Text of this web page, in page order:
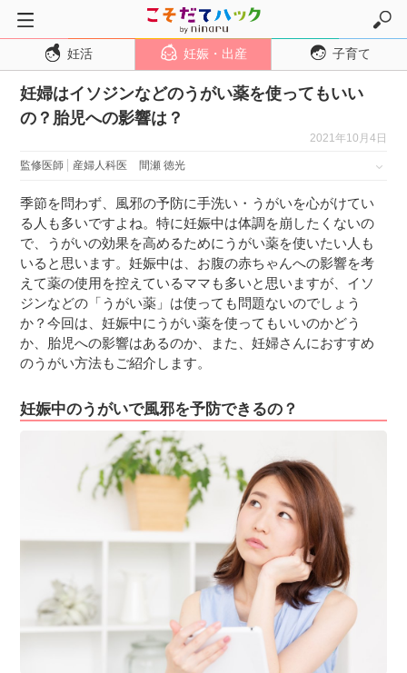
トップページ
妊活
妊娠・出産
妊娠中期
妊娠後期
出産
子育て・育児
０歳児
１歳児
２歳児
７〜１２歳児
妊活 妊娠・出産 子育て
妊婦はイソジンなどのうがい薬を使ってもいい
の？胎児への影響は？
2021年10月4日
監修医師 産婦人科医 間瀬 徳光
季節を問わず、風邪の予防に手洗い・うがいを心がけてい
る人も多いですよね。特に妊娠中は体調を崩したくないの
で、うがいの効果を高めるためにうがい薬を使いたい人も
いると思います。妊娠中は、お腹の赤ちゃんへの影響を考
えて薬の使用を控えているママも多いと思いますが、イソ
ジンなどの「うがい薬」は使っても問題ないのでしょう
か？今回は、妊娠中にうがい薬を使ってもいいのかどう
か、胎児への影響はあるのか、また、妊婦さんにおすすめ
のうがい方法もご紹介します。
妊娠中のうがいで風邪を予防できるの？